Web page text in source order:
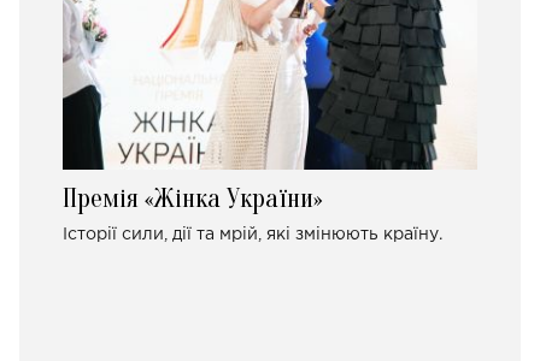
Премія «Жінка України»
Історії сили, дії та мрій, які змінюють країну.